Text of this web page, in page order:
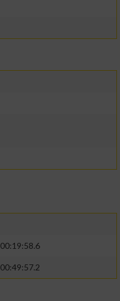
00:19:58.6
00:49:57.2